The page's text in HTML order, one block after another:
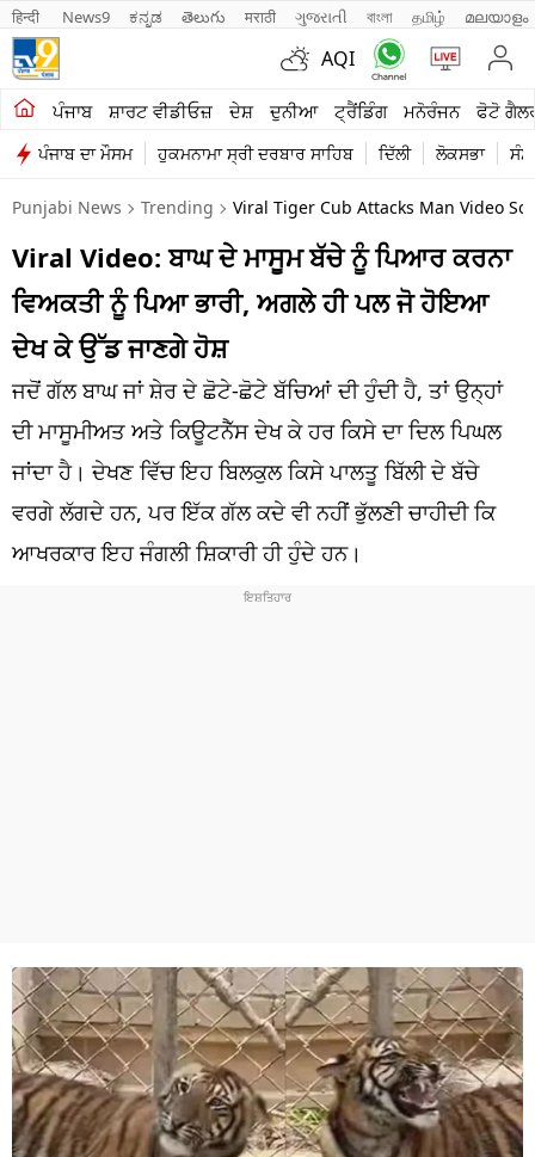
हिन्दी News9 ಕನ್ನಡ తెలుగు मराठी ગુજરાતી বাংলা தமிழ் മലയാളം
AQI
ਪੰਜਾਬ ਸ਼ਾਰਟ ਵੀਡੀਓਜ਼ ਦੇਸ਼ ਦੁਨੀਆ ਟ੍ਰੈਂਡਿੰਗ ਮਨੋਰੰਜਨ ਫੋਟੋ
ਪੰਜਾਬ ਦਾ ਮੌਸਮ ਹੁਕਮਨਾਮਾ ਸ੍ਰੀ ਦਰਬਾਰ ਸਾਹਿਬ ਦਿੱਲੀ ਲੋਕਸਭਾ
ਖੇਤੀਬਾੜੀ
ਸ਼ਾਰਟ ਵੀਡੀਓਜ਼
ਕਾਰੋਬਾਰ
ਕਰਿਅਰ
ਦੇਸ਼
ਲਾਈਫ ਸਟਾਈਲ
ਪੰਜਾਬ
ਧਰਮ
Punjabi News Trending Viral Tiger Cub Attacks Man Video
Viral Video: ਬਾਘ ਦੇ ਮਾਸੂਮ ਬੱਚੇ ਨੂੰ ਪਿਆਰ ਕਰਨਾ
ਵਿਅਕਤੀ ਨੂੰ ਪਿਆ ਭਾਰੀ, ਅਗਲੇ ਹੀ ਪਲ ਜੋ ਹੋਇਆ
ਦੇਖ ਕੇ ਉੱਡ ਜਾਣਗੇ ਹੋਸ਼
ਜਦੋਂ ਗੱਲ ਬਾਘ ਜਾਂ ਸ਼ੇਰ ਦੇ ਛੋਟੇ-ਛੋਟੇ ਬੱਚਿਆਂ ਦੀ ਹੁੰਦੀ ਹੈ, ਤਾਂ ਉਨ੍ਹਾਂ
ਦੀ ਮਾਸੂਮੀਅਤ ਅਤੇ ਕਿਊਟਨੈੱਸ ਦੇਖ ਕੇ ਹਰ ਕਿਸੇ ਦਾ ਦਿਲ ਪਿਘਲ
ਜਾਂਦਾ ਹੈ। ਦੇਖਣ ਵਿੱਚ ਇਹ ਬਿਲਕੁਲ ਕਿਸੇ ਪਾਲਤੂ ਬਿੱਲੀ ਦੇ ਬੱਚੇ
ਵਰਗੇ ਲੱਗਦੇ ਹਨ, ਪਰ ਇੱਕ ਗੱਲ ਕਦੇ ਵੀ ਨਹੀਂ ਭੁੱਲਣੀ ਚਾਹੀਦੀ ਕਿ
ਆਖਰਕਾਰ ਇਹ ਜੰਗਲੀ ਸ਼ਿਕਾਰੀ ਹੀ ਹੁੰਦੇ ਹਨ।